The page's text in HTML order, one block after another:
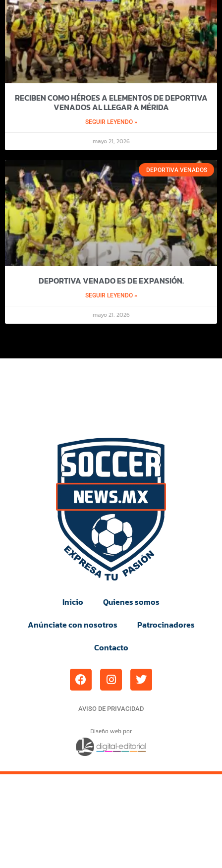
RECIBEN COMO HÉROES A ELEMENTOS DE DEPORTIVA
VENADOS AL LLEGAR A MÉRIDA
SEGUIR LEYENDO »
mayo 21, 2026
DEPORTIVA VENADOS
DEPORTIVA VENADO ES DE EXPANSIÓN.
SEGUIR LEYENDO »
mayo 21, 2026
Inicio
Quienes somos
Anúnciate con nosotros
Patrocinadores
Contacto
AVISO DE PRIVACIDAD
Diseño web por